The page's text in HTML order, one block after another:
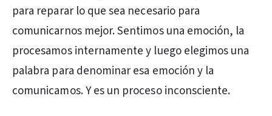
para reparar lo que sea necesario para
comunicarnos mejor. Sentimos una emoción, la
procesamos internamente y luego elegimos una
palabra para denominar esa emoción y la
comunicamos. Y es un proceso inconsciente.